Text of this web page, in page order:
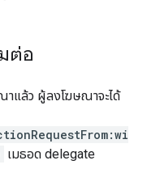
ต่อ
แล้ว ผู้ลงโฆษณาจะได้
เมธอด delegate